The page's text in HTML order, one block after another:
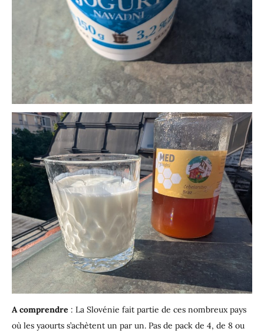
A comprendre : La Slovénie fait partie de ces nombreux pays
où les yaourts s’achètent un par un. Pas de pack de 4, de 8 ou